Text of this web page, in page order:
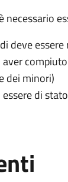
necessario
deve
dei minori)
di